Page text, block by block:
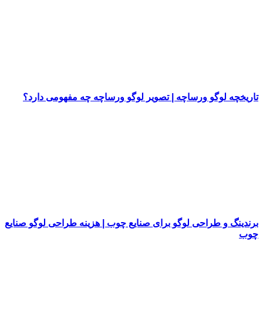
تاریخچه لوگو ورساچه | تصویر لوگو ورساچه چه مفهومی دارد؟
برندینگ و طراحی لوگو برای صنایع چوب | هزینه طراحی لوگو صنایع
چوب